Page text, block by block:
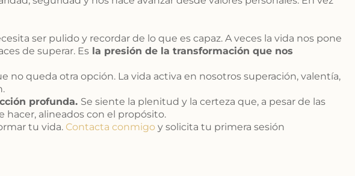
ser pulido y recordar de lo que es capaz. A veces la vida nos pone
de superar. Es la presión de la transformación que nos
queda otra opción. La vida activa en nosotros superación, valentía,
profunda. Se siente la plenitud y la certeza que, a pesar de las
alineados con el propósito.
tu vida. Contacta conmigo y solicita tu primera sesión